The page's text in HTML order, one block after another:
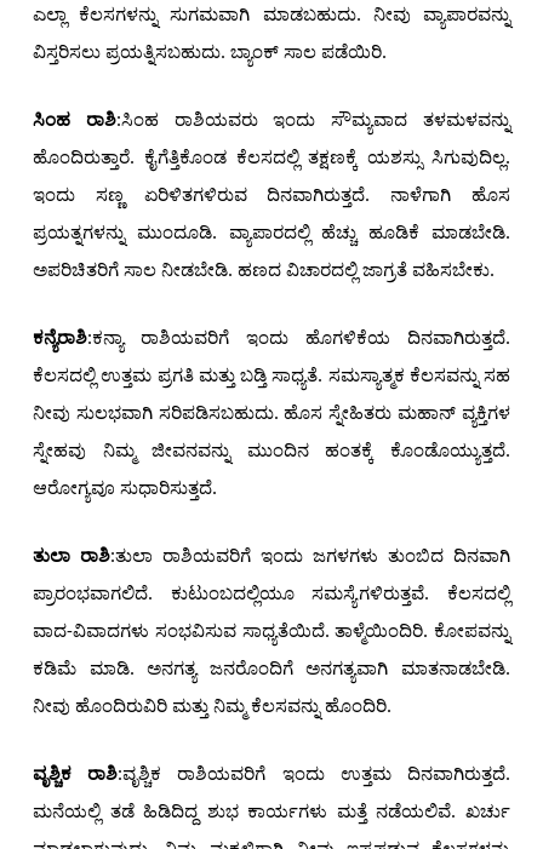
ಎಲ್ಲಾ ಕೆಲಸಗಳನ್ನು ಸುಗಮವಾಗಿ ಮಾಡಬಹುದು. ನೀವು ವ್ಯಾಪಾರವನ್ನು
ವಿಸ್ತರಿಸಲು ಪ್ರಯತ್ನಿಸಬಹುದು. ಬ್ಯಾಂಕ್ ಸಾಲ ಪಡೆಯಿರಿ.
ಸಿಂಹ ರಾಶಿ:ಸಿಂಹ ರಾಶಿಯವರು ಇಂದು ಸೌಮ್ಯವಾದ ತಳಮಳವನ್ನು
ಹೊಂದಿರುತ್ತಾರೆ. ಕೈಗೆತ್ತಿಕೊಂಡ ಕೆಲಸದಲ್ಲಿ ತಕ್ಷಣಕ್ಕೆ ಯಶಸ್ಸು ಸಿಗುವುದಿಲ್ಲ.
ಇಂದು ಸಣ್ಣ ಏರಿಳಿತಗಳಿರುವ ದಿನವಾಗಿರುತ್ತದೆ. ನಾಳೆಗಾಗಿ ಹೊಸ
ಪ್ರಯತ್ನಗಳನ್ನು ಮುಂದೂಡಿ. ವ್ಯಾಪಾರದಲ್ಲಿ ಹೆಚ್ಚು ಹೂಡಿಕೆ ಮಾಡಬೇಡಿ.
ಅಪರಿಚಿತರಿಗೆ ಸಾಲ ನೀಡಬೇಡಿ. ಹಣದ ವಿಚಾರದಲ್ಲಿ ಜಾಗ್ರತೆ ವಹಿಸಬೇಕು.
ಕನ್ಯೆರಾಶಿ:ಕನ್ಯಾ ರಾಶಿಯವರಿಗೆ ಇಂದು ಹೊಗಳಿಕೆಯ ದಿನವಾಗಿರುತ್ತದೆ.
ಕೆಲಸದಲ್ಲಿ ಉತ್ತಮ ಪ್ರಗತಿ ಮತ್ತು ಬಡ್ತಿ ಸಾಧ್ಯತೆ. ಸಮಸ್ಯಾತ್ಮಕ ಕೆಲಸವನ್ನು ಸಹ
ನೀವು ಸುಲಭವಾಗಿ ಸರಿಪಡಿಸಬಹುದು. ಹೊಸ ಸ್ನೇಹಿತರು ಮಹಾನ್ ವ್ಯಕ್ತಿಗಳ
ಸ್ನೇಹವು ನಿಮ್ಮ ಜೀವನವನ್ನು ಮುಂದಿನ ಹಂತಕ್ಕೆ ಕೊಂಡೊಯ್ಯುತ್ತದೆ.
ಆರೋಗ್ಯವೂ ಸುಧಾರಿಸುತ್ತದೆ.
ತುಲಾ ರಾಶಿ:ತುಲಾ ರಾಶಿಯವರಿಗೆ ಇಂದು ಜಗಳಗಳು ತುಂಬಿದ ದಿನವಾಗಿ
ಪ್ರಾರಂಭವಾಗಲಿದೆ. ಕುಟುಂಬದಲ್ಲಿಯೂ ಸಮಸ್ಯೆಗಳಿರುತ್ತವೆ. ಕೆಲಸದಲ್ಲಿ
ವಾದ-ವಿವಾದಗಳು ಸಂಭವಿಸುವ ಸಾಧ್ಯತೆಯಿದೆ. ತಾಳ್ಮೆಯಿಂದಿರಿ. ಕೋಪವನ್ನು
ಕಡಿಮೆ ಮಾಡಿ. ಅನಗತ್ಯ ಜನರೊಂದಿಗೆ ಅನಗತ್ಯವಾಗಿ ಮಾತನಾಡಬೇಡಿ.
ನೀವು ಹೊಂದಿರುವಿರಿ ಮತ್ತು ನಿಮ್ಮ ಕೆಲಸವನ್ನು ಹೊಂದಿರಿ.
ವೃಶ್ಚಿಕ ರಾಶಿ:ವೃಶ್ಚಿಕ ರಾಶಿಯವರಿಗೆ ಇಂದು ಉತ್ತಮ ದಿನವಾಗಿರುತ್ತದೆ.
ಮನೆಯಲ್ಲಿ ತಡೆ ಹಿಡಿದಿದ್ದ ಶುಭ ಕಾರ್ಯಗಳು ಮತ್ತೆ ನಡೆಯಲಿವೆ. ಖರ್ಚು